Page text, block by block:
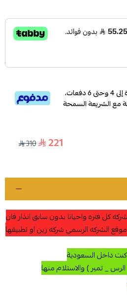
قسم دفعاتك بطريقة ميسرة إلى 4 وحتى 6 دفعات،
مع الشريعة السمحة
221
310
كل فتره واحيانا بدون سابق انذار فان
الشركه الرسمي شركه زين او تطبيقها
كنت داخل السعودية
_ تمير ) والاستلام منها